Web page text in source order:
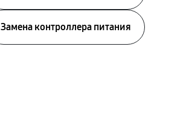
Замена контроллера питания